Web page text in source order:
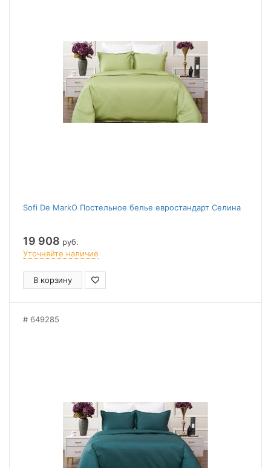
Sofi De MarkO Постельное белье евростандарт Селина
19 908 руб.
Уточняйте наличие
В корзину
649285